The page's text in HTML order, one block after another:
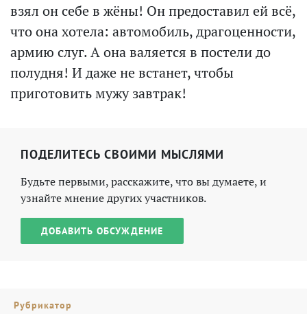
взял он себе в жёны! Он предоставил ей всё,
что она хотела: автомобиль, драгоценности,
армию слуг. А она валяется в постели до
полудня! И даже не встанет, чтобы
приготовить мужу завтрак!
ПОДЕЛИТЕСЬ СВОИМИ МЫСЛЯМИ
Будьте первыми, расскажите, что вы думаете, и
узнайте мнение других участников.
ДОБАВИТЬ ОБСУЖДЕНИЕ
Рубрикатор